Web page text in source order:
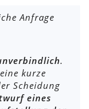
Anfrage
.
kurze
Scheidung
eines